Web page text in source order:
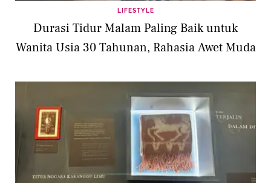
LIFESTYLE
Durasi Tidur Malam Paling Baik untuk
Wanita Usia 30 Tahunan, Rahasia Awet Muda